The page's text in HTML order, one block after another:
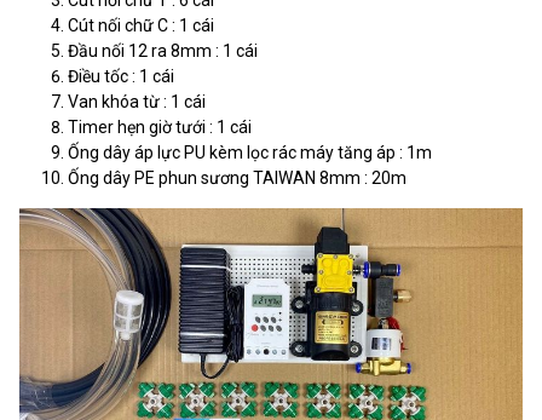
Áp suất
Bán kính phun
Xuất xứ TAIWAN
Cút nối chữ C : 1 cái
Đầu nối 12 ra 8mm : 1 cái
Điều tốc : 1 cái
Van khóa từ : 1 cái
Timer hẹn giờ tưới : 1 cái
Ống dây áp lực PU kèm lọc rác máy tăng áp : 1m
Ống dây PE phun sương TAIWAN 8mm : 20m